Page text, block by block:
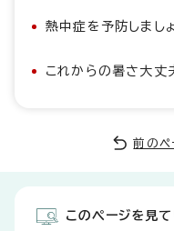
熱中症を予防しまし
これからの暑さ大丈
前のペ
このページを見